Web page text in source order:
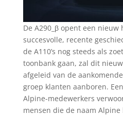
De A290_β opent een
succesvolle, recente
de A110’s nog steeds als
toonbank gaan, zal dit
afgeleid van de
groep klanten aanboren.
Alpine-medewerkers
mensen die de naam